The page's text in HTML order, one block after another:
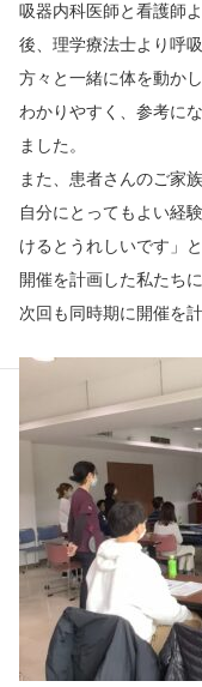
吸器内科医師と看護師
後、理学療法士より呼
方々と一緒に体を動か
わかりやすく、参考に
ました。
また、患者さんのご家
自分にとってもよい経
けるとうれしいです」
開催を計画した私たち
次回も同時期に開催を